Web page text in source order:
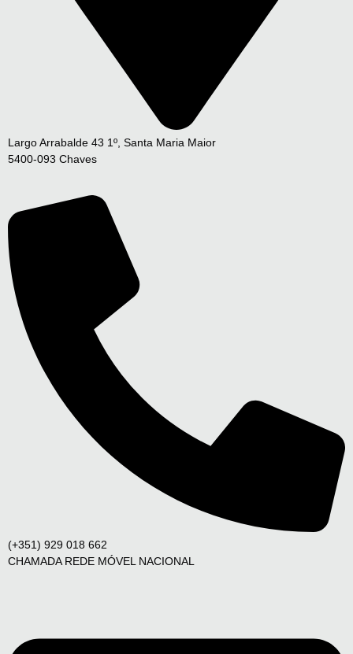
Largo Arrabalde 43 1º, Santa Maria Maior
5400-093 Chaves
(+351) 929 018 662
CHAMADA REDE MÓVEL NACIONAL